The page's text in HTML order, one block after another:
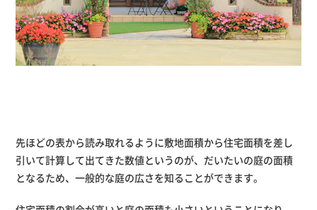
先ほどの表から読み取れるように敷地面積から住宅面積を差し
引いて計算して出てきた数値というのが、だいたいの庭の面積
となるため、一般的な庭の広さを知ることができます。